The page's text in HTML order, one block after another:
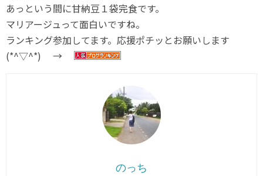
あっという間に甘納豆１袋完食です。
マリアージュって面白いですね。
ランキング参加してます。応援ポチッとお願いします
(*^▽^*) →
のっち